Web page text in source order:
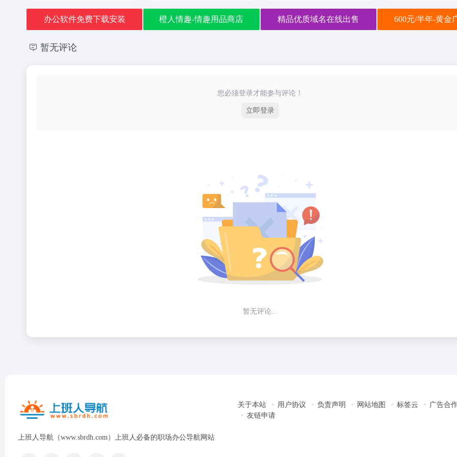
办公软件免费下载安装 橙人情趣-情趣用品商店 精品优质域名在线出售 600元/半年-黄金
暂无评论
您必须登录才能参与评论！
立即登录
暂无评论...
上班人导航（www.sbrdh.com）上班人必备的职场办公导航网站
关于本站 用户协议 负责声明 网站地图 标签云
广告合
友链申请